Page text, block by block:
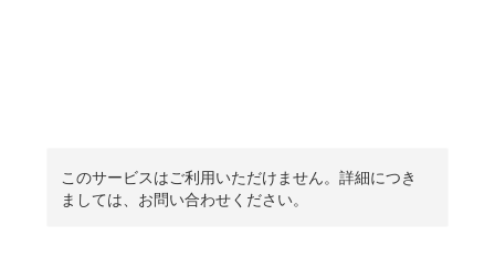
このサービスはご利用いただけません。詳細につき
ましては、お問い合わせください。